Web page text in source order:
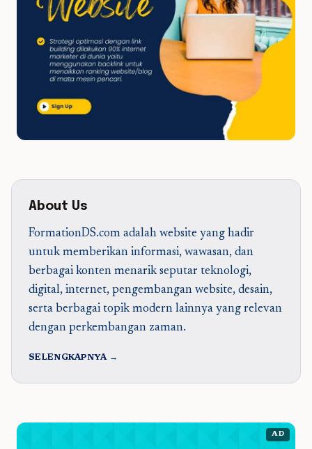
About Us
FormationDS.com adalah website yang hadir
untuk memberikan informasi, wawasan, dan
berbagai konten menarik seputar teknologi,
digital, internet, pengembangan website, desain,
serta berbagai topik modern lainnya yang relevan
dengan perkembangan zaman.
SELENGKAPNYA →
AD